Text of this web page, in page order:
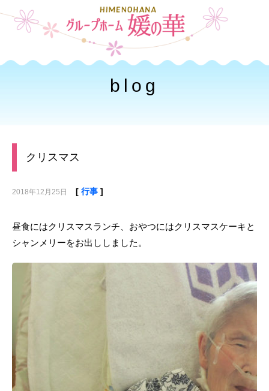
blog
クリスマス
2018年12月25日 [ 行事]
昼食にはクリスマスランチ、おやつにはクリスマスケーキと
シャンメリーをお出ししました。